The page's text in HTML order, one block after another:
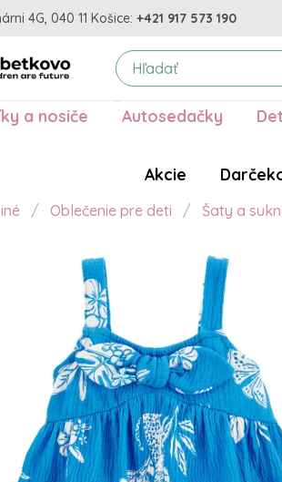
4G, 040 11 Košice: +421 917 573 190
a nosiče Autosedačky
Akcie
Oblečenie pre deti Šaty a